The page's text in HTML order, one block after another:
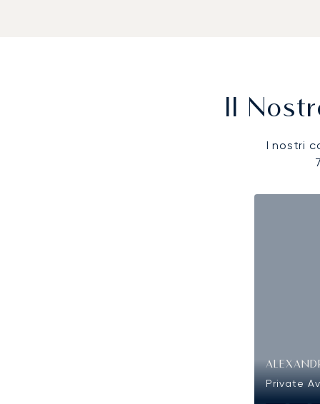
Il
I nostri
Private